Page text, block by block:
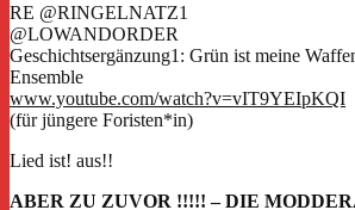
RE @RINGELNATZ1
@LOWANDORDER
Geschichtsergänzung1: Grün ist meine
Ensemble
www.youtube.com/watch?v=vIT9YEIpKQI
(für jüngere Foristen*in)
Lied ist! aus!!
ABER ZU ZUVOR !!!!! – DIE